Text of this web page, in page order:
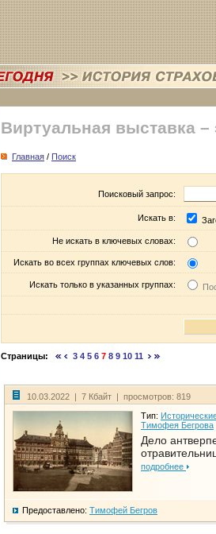
Виртуальная выставка –
Главная / Поиск
Поисковый запрос:
Искать в:
Не искать в ключевых словах:
Искать во всех группах ключевых слов:
Искать только в указанных группах:
Страницы: 3 4 5 6 7 8 9 10 11
10.03.2022 | 7 Кбайт | просмотров: 819
Тип:
Тимофея Бегрова
Дело
подробнее
Предоставлено: Тимофей Бегров